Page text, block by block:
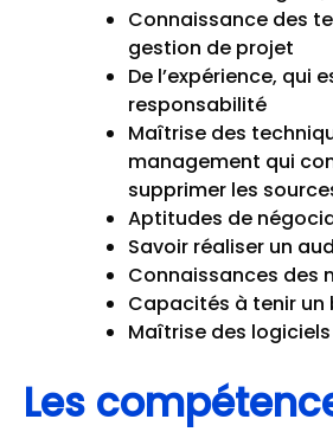
Connaissance des
gestion de projet
De l’expérience,
responsabilité
Maîtrise des
management qui
supprimer les
Aptitudes de
Savoir réaliser un
Connaissances des
Capacités à tenir
Maîtrise des logiciels
Les